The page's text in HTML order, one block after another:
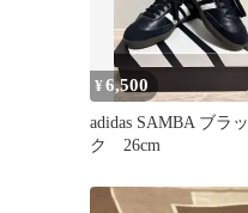
¥6,500
adidas SAMBA ブラッ
ク 26cm